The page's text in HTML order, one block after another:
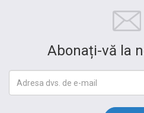
Abonați-vă la